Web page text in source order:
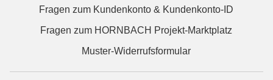
Fragen zum Kundenkonto & Kundenkonto-ID
Fragen zum HORNBACH Projekt-Marktplatz
Muster-Widerrufsformular